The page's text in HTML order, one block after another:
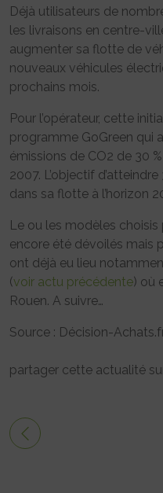
Déjà utilisateurs de
les livraisons en centre-
augmenter sa flotte de
nouveaux véhicules
prochains mois.
Pour l’opérateur, cette
programme GoGreen qui
émissions de CO2 de 30
2007. L’objectif
dans sa flotte à l’horizon
Le ou les modèles choisis
encore été dévoilés mais
ont déjà eu lieu
(voir actu précédente) où
Rouen. A suivre…
Source : Décision-
partager cette actualité